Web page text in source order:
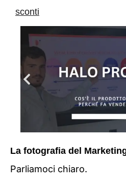
sconti
La fotografia del
Parliamoci chiaro.